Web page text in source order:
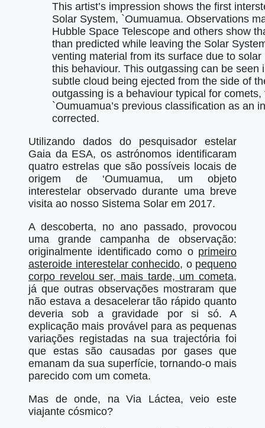
This artist’s impression shows the first
Solar System, `Oumuamua. Observations
Hubble Space Telescope and others show
than predicted while leaving the Solar
venting material from its surface due to
this behaviour. This outgassing can be seen
subtle cloud being ejected from the side of
outgassing is a behaviour typical for
`Oumuamua’s previous classification as an
corrected.
Utilizando dados do pesquisador estelar
Gaia da ESA, os astrónomos identificaram
quatro estrelas que são possíveis locais de
origem de ‘Oumuamua, um objeto
interestelar observado durante uma breve
visita ao nosso Sistema Solar em 2017.
A descoberta, no ano passado, provocou
uma grande campanha de observação:
originalmente identificado como o primeiro
asteroide interestelar conhecido, o pequeno
corpo revelou ser, mais tarde, um cometa,
já que outras observações mostraram que
não estava a desacelerar tão rápido quanto
deveria sob a gravidade por si só. A
explicação mais provável para as pequenas
variações registadas na sua trajectória foi
que estas são causadas por gases que
emanam da sua superfície, tornando-o mais
parecido com um cometa.
Mas de onde, na Via Láctea, veio este
viajante cósmico?